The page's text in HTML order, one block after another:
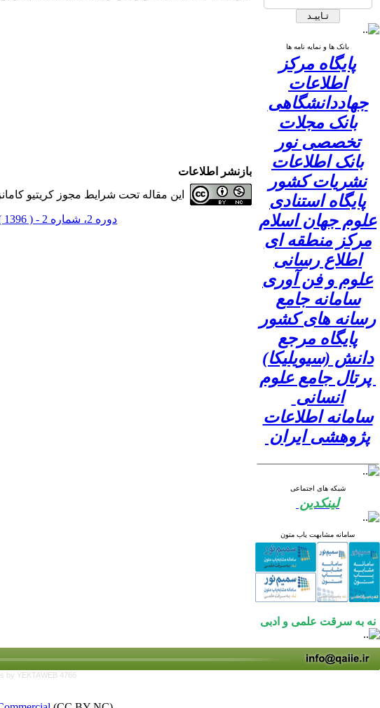
بانک ها و نمایه نامه ها
پایگاه مرکز
اطلاعات
جهاددانشگاهی
بانک مجلات
تخصصی نور
بانک اطلاعات
نشریات کشور
پایگاه استنادی
علوم جهان اسلام
مرکز منطقه ای
اطلاع رسانی
علوم و فن آوری
سامانه جامع
رسانه های کشور
پایگاه مرجع
دانش (سیویلیکا)
پرتال جامع علوم
انسانی
سامانه اطلاعات
پژوهشی ایران
شبکه های اجتماعی
لینکدین
سامانه مشابهت یاب متون
نه به سرقت علمی و ادبی
بازنشر اطلاعات
این مقاله تحت شرایط مجوز کریتیو
دوره 2، شماره 2 - ( 1396 )
by YEKTAWEB 4766